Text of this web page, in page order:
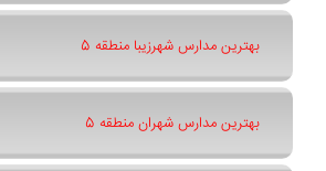
بهترین مدارس شهرزیبا منطقه 5
بهترین مدارس شهران منطقه 5